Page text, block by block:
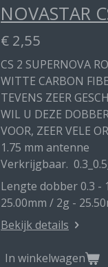
NOVASTAR
€ 2,55
CS 2 SUPERNOVA
WITTE CARBON
TEVENS ZEER
WIL U DEZE
VOOR, ZEER VELE
1.75 mm antenne
Verkrijgbaar.
Lengte dobber 0.3 -
25.00mm / 2g -
Bekijk details
In winkelwagen